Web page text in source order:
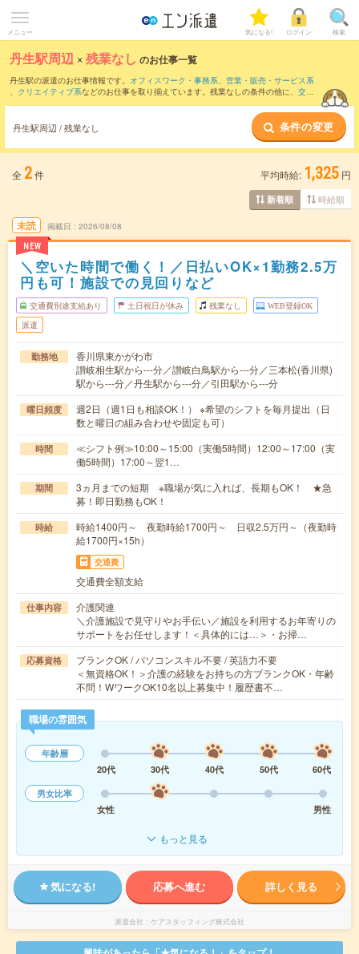
メニュー 気になる! ログイン 検索
丹生駅周辺 ×残業なし のお仕事一覧
丹生駅の派遣のお仕事情報です。 オフィスワーク・事務系、 営業・販売・サービス系
、 クリエイティブ系などのお仕事を取り揃えています。残業なしの条件の他に、 交通
丹生駅周辺 / 残業なし 条件の変更
全 2件 平均時給: 1,325 円
新着順 時給順
未読
NEW
掲載日 2026/08/08
＼空いた時間で働く！／日払いOK×1勤務2.5万
円も可！施設での見回りなど
交通費別途支給あり 土日祝日が休み 残業なし WEB登録OK
派遣
勤務地
香川県東かがわ市
讃岐相生駅から---分／讃岐白鳥駅から---分／三本松(香川県)
駅から---分／丹生駅から---分／引田駅から---分
曜日頻度
週2日（週1日も相談OK！） ※希望のシフトを毎月提出（日
数と曜日の組み合わせや固定も可）
時間
≪シフト例≫10:00～15:00（実働5時間）12:00～17:00（実
働5時間）17:00～翌1…
期間
3ヵ月までの短期 ※職場が気に入れば、長期もOK！ ★急
募！即日勤務もOK！
時給
時給1400円～ 夜勤時給1700円～ 日収2.5万円～（夜勤時
給1700円×15h）
交通費
交通費全額支給
仕事内容
介護関連
＼介護施設で見守りやお手伝い／施設を利用するお年寄りの
サポートをお任せします！＜具体的には…＞・お掃…
応募資格
ブランクOK / パソコンスキル不要 / 英語力不要
＜無資格OK！＞介護の経験をお持ちの方ブランクOK・年齢
不問！WワークOK10名以上募集中！履歴書不…
職場の雰囲気
年齢層
20代
30代 40代 50代
60代
男女比率
女性
男性
もっと見る
気になる! 応募へ進む 詳しく見る
派遣会社 ケアスタッフィング株式会社